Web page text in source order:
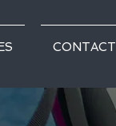
CONTACT